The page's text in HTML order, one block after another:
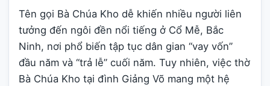
Tên gọi Bà Chúa Kho dễ khiến nhiều người liên
tưởng đến ngôi đền nổi tiếng ở Cổ Mễ, Bắc
Ninh, nơi phổ biến tập tục dân gian “vay vốn”
đầu năm và “trả lễ” cuối năm. Tuy nhiên, việc thờ
Bà Chúa Kho tại đình Giảng Võ mang một hệ